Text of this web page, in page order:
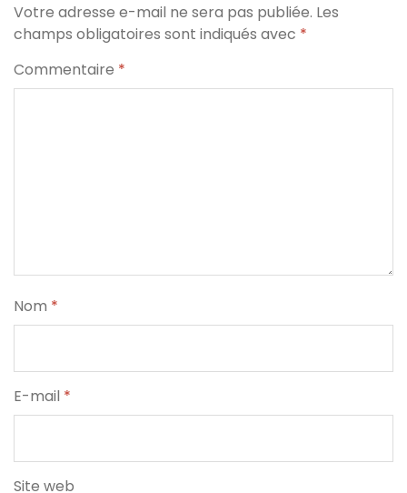
Votre adresse e-mail ne sera pas publiée. Les
champs obligatoires sont indiqués avec *
Commentaire *
Nom *
E-mail *
Site web